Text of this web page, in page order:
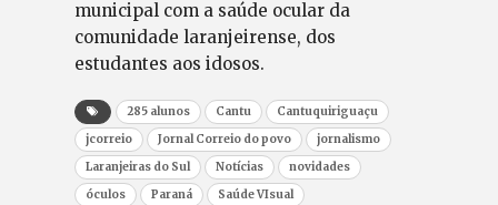
municipal com a saúde ocular da
comunidade laranjeirense, dos
estudantes aos idosos.
285 alunos Cantu
Cantuquiriguaçu
jcorreio
Jornal Correio do povo
jornalismo
Laranjeiras do Sul
Notícias
novidades
óculos
Paraná
Saúde VIsual